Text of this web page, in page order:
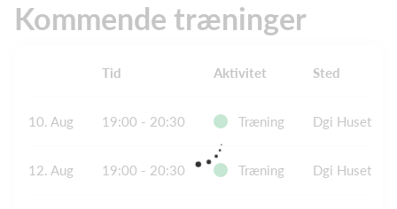
Kommende træninger
Tid Aktivitet Sted
10. Aug 19:00 - 20:30 Træning Dgi Huset
12. Aug 19:00 - 20:30 Træning Dgi Huset